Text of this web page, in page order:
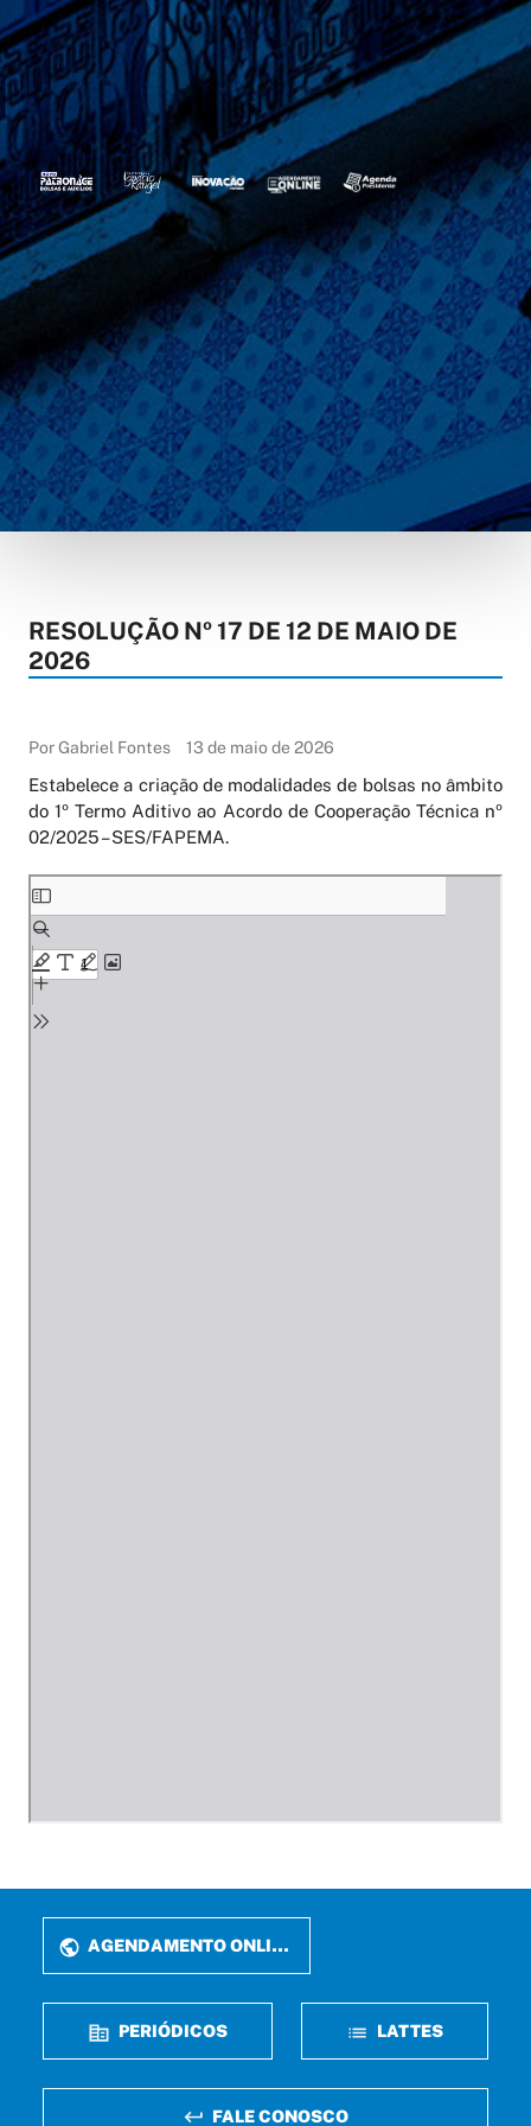
RESOLUÇÃO Nº 17 DE 12 DE MAIO DE
2026
Por Gabriel Fontes 13 de maio de 2026
Estabelece a criação de modalidades de bolsas no âmbito
do 1º Termo Aditivo ao Acordo de Cooperação Técnica nº
02/2025 – SES/FAPEMA.
Skip
to
PDF
content
AGENDAMENTO ONLINE
PERIÓDICOS LATTES
FALE CONOSCO